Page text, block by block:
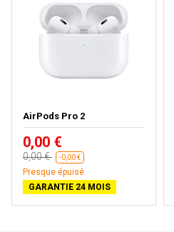
AirPods Pro 2
0,00 €
0,00 € -0,00 €
Presque épuisé
GARANTIE 24 MOIS